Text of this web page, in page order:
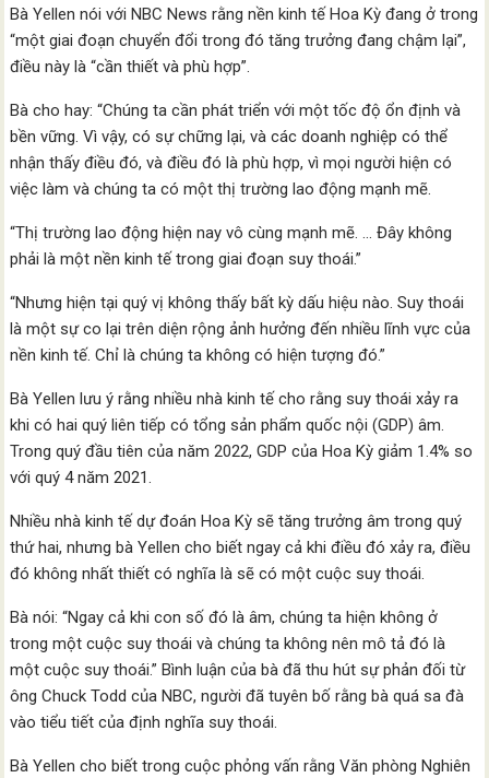
Bà Yellen nói với NBC News rằng nền kinh tế Hoa Kỳ đang ở trong
“một giai đoạn chuyển đổi trong đó tăng trưởng đang chậm lại”,
điều này là “cần thiết và phù hợp”.
Bà cho hay: “Chúng ta cần phát triển với một tốc độ ổn định và
bền vững. Vì vậy, có sự chững lại, và các doanh nghiệp có thể
nhận thấy điều đó, và điều đó là phù hợp, vì mọi người hiện có
việc làm và chúng ta có một thị trường lao động mạnh mẽ.
“Thị trường lao động hiện nay vô cùng mạnh mẽ. … Đây không
phải là một nền kinh tế trong giai đoạn suy thoái.”
“Nhưng hiện tại quý vị không thấy bất kỳ dấu hiệu nào. Suy thoái
là một sự co lại trên diện rộng ảnh hưởng đến nhiều lĩnh vực của
nền kinh tế. Chỉ là chúng ta không có hiện tượng đó.”
Bà Yellen lưu ý rằng nhiều nhà kinh tế cho rằng suy thoái xảy ra
khi có hai quý liên tiếp có tổng sản phẩm quốc nội (GDP) âm.
Trong quý đầu tiên của năm 2022, GDP của Hoa Kỳ giảm 1.4% so
với quý 4 năm 2021.
Nhiều nhà kinh tế dự đoán Hoa Kỳ sẽ tăng trưởng âm trong quý
thứ hai, nhưng bà Yellen cho biết ngay cả khi điều đó xảy ra, điều
đó không nhất thiết có nghĩa là sẽ có một cuộc suy thoái.
Bà nói: “Ngay cả khi con số đó là âm, chúng ta hiện không ở
trong một cuộc suy thoái và chúng ta không nên mô tả đó là
một cuộc suy thoái.” Bình luận của bà đã thu hút sự phản đối từ
ông Chuck Todd của NBC, người đã tuyên bố rằng bà quá sa đà
vào tiểu tiết của định nghĩa suy thoái.
Bà Yellen cho biết trong cuộc phỏng vấn rằng Văn phòng Nghiên